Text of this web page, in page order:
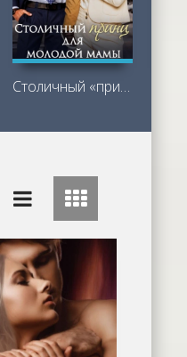
Столичный «принц для молодой мамы -